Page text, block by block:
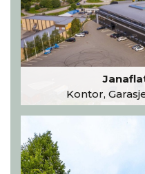
Kontor,